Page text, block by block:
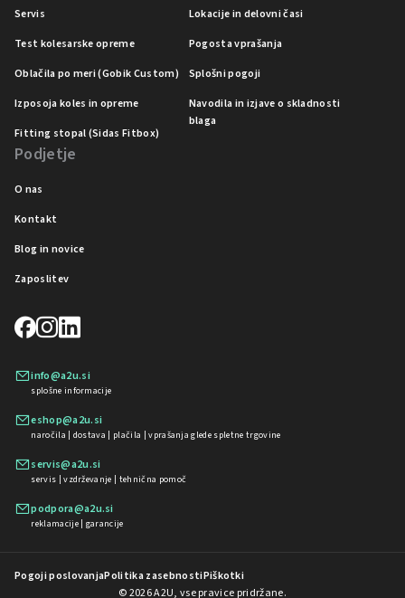
Servis
Test kolesarske opreme
Oblačila po meri (Gobik Custom)
Izposoja koles in opreme
Fitting stopal (Sidas Fitbox)
Lokacije in delovni časi
Pogosta vprašanja
Splošni pogoji
Navodila in izjave o skladnosti
blaga
Podjetje
O nas
Kontakt
Blog in novice
Zaposlitev
info@a2u.si
splošne informacije
eshop@a2u.si
naročila | dostava | plačila | vprašanja glede spletne trgovine
servis@a2u.si
servis | vzdrževanje | tehnična pomoč
podpora@a2u.si
reklamacije | garancije
Pogoji poslovanjaPolitika zasebnostiPiškotki
© 2026 A2U, vse pravice pridržane.